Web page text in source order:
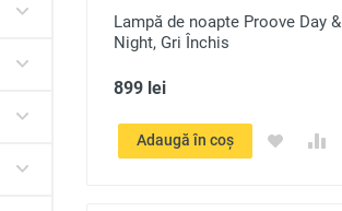
Lampă de noapte Proove Day &
Night, Gri Închis
899 lei
Adaugă în coș